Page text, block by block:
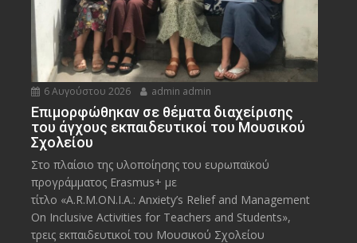
6 Αυγούστου 2026 admin admin
Eπιμορφώθηκαν σε θέματα διαχείρισης
του άγχους εκπαιδευτικοί του Μουσικού
Σχολείου
Στο πλαίσιο της υλοποίησης του ευρωπαϊκού
προγράμματος Erasmus+ με
τίτλο «A.R.M.ON.I.A.: Anxiety’s Relief and Management
On Inclusive Activities for Teachers and Students»,
τρεις εκπαιδευτικοί του Μουσικού Σχολείου